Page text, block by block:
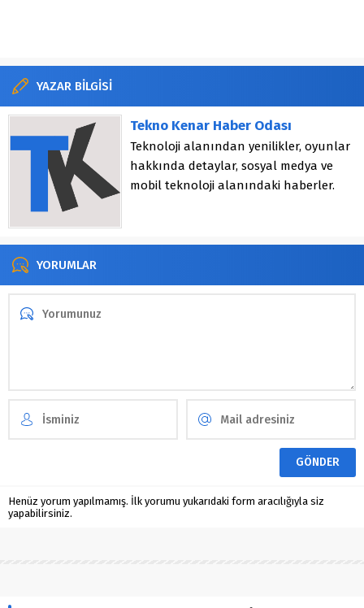
YAZAR BİLGİSİ
Tekno Kenar Haber Odası
Teknoloji alanından yenilikler, oyunlar
hakkında detaylar, sosyal medya ve
mobil teknoloji alanındaki haberler.
YORUMLAR
Henüz yorum yapılmamış. İlk yorumu yukarıdaki form aracılığıyla siz
yapabilirsiniz.